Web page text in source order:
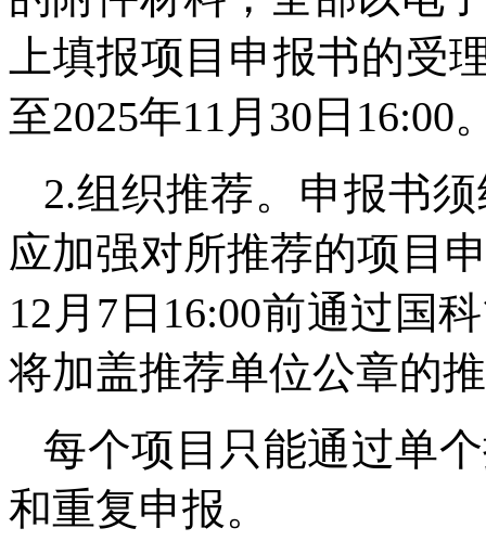
上填报项目申报书的受
至2025年11月30日16:00
2.组织推荐。申报书
应加强对所推荐的项目
12月7日16:00前通过国
将加盖推荐单位公章的
每个项目只能通过单
和重复申报。